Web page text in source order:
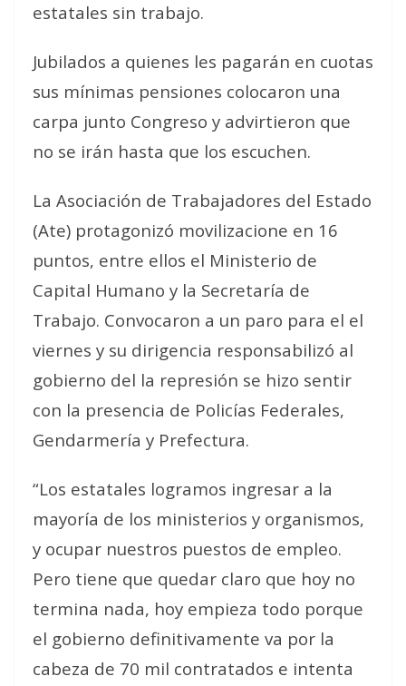
estatales sin trabajo.
Jubilados a quienes les pagarán en cuotas
sus mínimas pensiones colocaron una
carpa junto Congreso y advirtieron que
no se irán hasta que los escuchen.
La Asociación de Trabajadores del Estado
(Ate) protagonizó movilizacione en 16
puntos, entre ellos el Ministerio de
Capital Humano y la Secretaría de
Trabajo. Convocaron a un paro para el el
viernes y su dirigencia responsabilizó al
gobierno del la represión se hizo sentir
con la presencia de Policías Federales,
Gendarmería y Prefectura.
“Los estatales logramos ingresar a la
mayoría de los ministerios y organismos,
y ocupar nuestros puestos de empleo.
Pero tiene que quedar claro que hoy no
termina nada, hoy empieza todo porque
el gobierno definitivamente va por la
cabeza de 70 mil contratados e intenta